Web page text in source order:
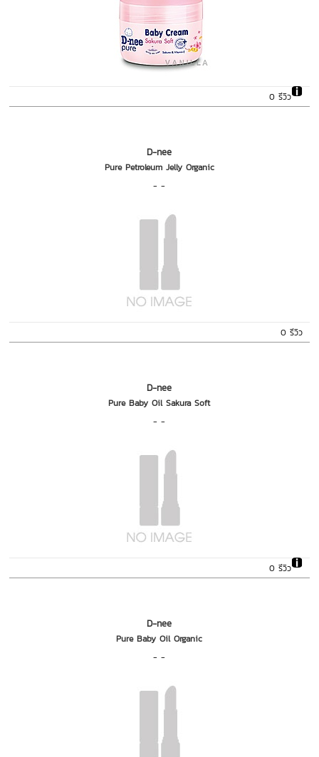
0 รีวิว
D-nee
Pure Petroleum Jelly Organic
- -
0 รีวิว
D-nee
Pure Baby Oil Sakura Soft
- -
0 รีวิว
D-nee
Pure Baby Oil Organic
- -